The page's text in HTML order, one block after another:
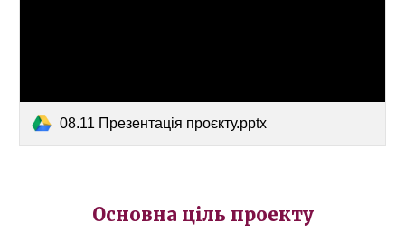
08.11 Презентація проєкту.pptx
Основна ціль проекту